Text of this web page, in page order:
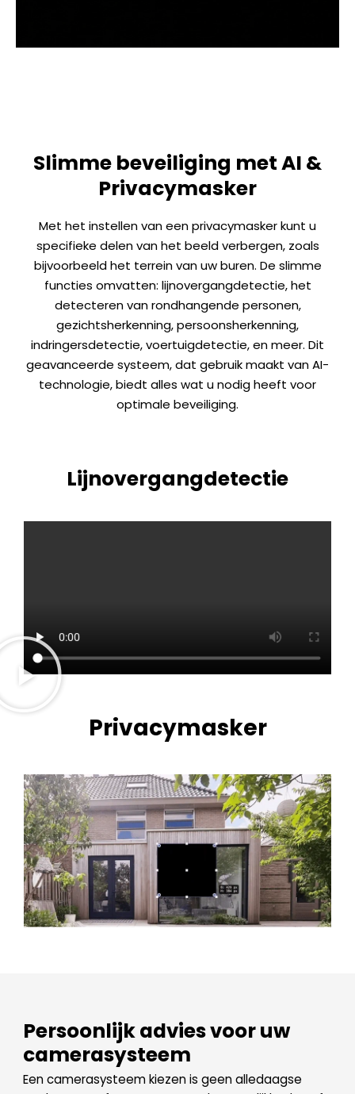
Slimme beveiliging met AI &
Privacymasker
Met het instellen van een privacymasker kunt u
specifieke delen van het beeld verbergen, zoals
bijvoorbeeld het terrein van uw buren. De slimme
functies omvatten: lijnovergangdetectie, het
detecteren van rondhangende personen,
gezichtsherkenning, persoonsherkenning,
indringersdetectie, voertuigdetectie, en meer. Dit
geavanceerde systeem, dat gebruik maakt van AI-
technologie, biedt alles wat u nodig heeft voor
optimale beveiliging.
Lijnovergangdetectie
Privacymasker
Persoonlijk advies voor uw
camerasysteem
Een camerasysteem kiezen is geen alledaagse